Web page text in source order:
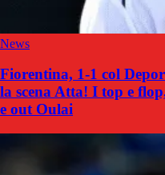
News
Fiorentina, 1-1 col
la scena Atta! I top e
e out Oulai